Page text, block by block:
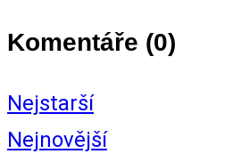
Komentáře (0)
Nejstarší
Nejnovější